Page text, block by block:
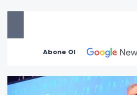
Abone Ol